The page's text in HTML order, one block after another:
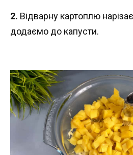
2. Відварну картоплю
додаємо до капусти.